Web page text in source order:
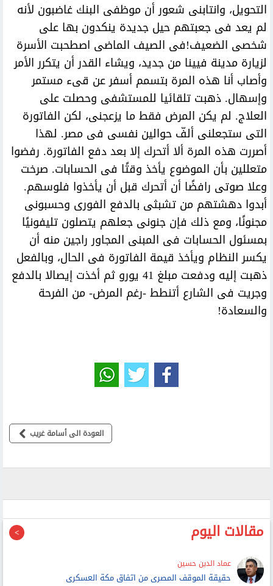
التحويل، وانتابنى شعور أن موظفى البنك غاضبون لأنه
لم يعد فى جعبتهم حيل جديدة ينكدون بها على
شخصى الضعيف!فى الصيف الماضى اصطحبت الأسرة
لزيارة مدينة فيينا من جديد، ويشاء القدر أن يتكرر الأمر
وأصاب أنا هذه المرة بتسمم أسفر عن قىء مستمر
وإسهال. ذهبت تلقائيا للمستشفى وحصلت على
العلاج. لم يكن المرض فقط ما يزعجنى، لكن الفاتورة
التى ستجعلنى ألفّ حوالين نفسى فى مصر. لهذا
أصررت هذه المرة ألا أتحرك إلا بعد دفع الفاتورة. رفضوا
متعللين بأن الموضوع يأخذ وقتًا فى الحسابات. صرخت
وعلا صوتى رافضًا أن أتحرك قبل أن يأخذوا فلوسهم.
أبدوا دهشتهم من تشبثى بالدفع الفورى وحسبونى
مجنونًا، ومع ذلك فإن جنونى جعلهم يتصلون تليفونيًا
بمسئول الحسابات فى المبنى المجاور راجين منه أن
يكسر النظام ويأخذ قيمة الفاتورة فى الحال، وبالفعل
ذهبت إليه ودفعت مبلغ 41 يورو ثم أخذت إيصالا بالدفع
وجريت فى الشارع أتنطط -رغم المرض- من الفرحة
والسعادة!
العودة الى أسامة غريب
مقالات اليوم
عماد الدين حسين
حقيقة الموقف المصرى من اتفاق مكة العسكرى